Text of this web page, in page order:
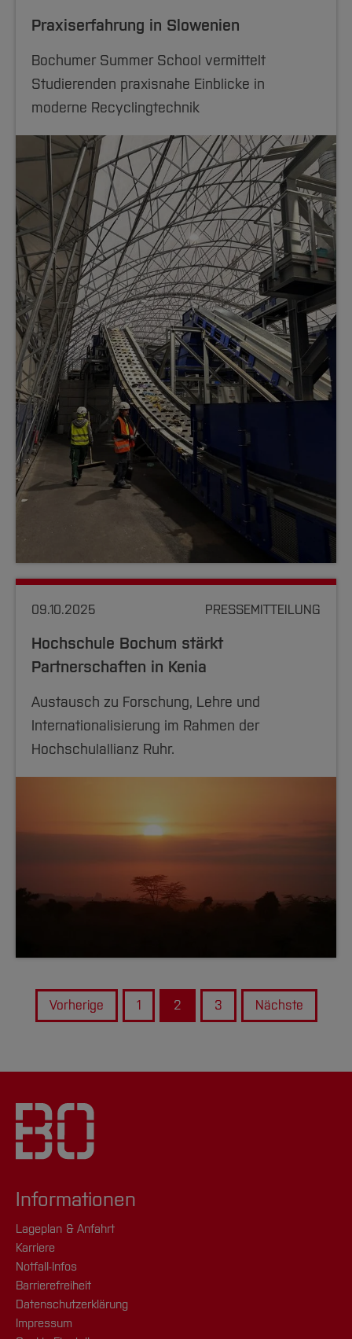
Praxiserfahrung in Slowenien
Bochumer Summer School vermittelt
Studierenden praxisnahe Einblicke in
moderne Recyclingtechnik
09.10.2025 PRESSEMITTEILUNG
Hochschule Bochum stärkt
Partnerschaften in Kenia
Austausch zu Forschung, Lehre und
Internationalisierung im Rahmen der
Hochschulallianz Ruhr.
Vorherige 1 2 3 Nächste
Informationen
Lageplan & Anfahrt
Karriere
Notfall-Infos
Barrierefreiheit
Datenschutzerklärung
Impressum